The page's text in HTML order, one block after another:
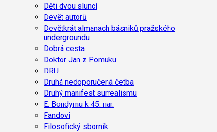
Děti dvou sluncí
Devět autorů
Devětkrát almanach básniků pražského
undergroundu
Dobrá cesta
Doktor Jan z Pomuku
DRU
Druhá nedoporučená četba
Druhý manifest surrealismu
E. Bondymu k 45. nar.
Fandovi
Filosofický sborník